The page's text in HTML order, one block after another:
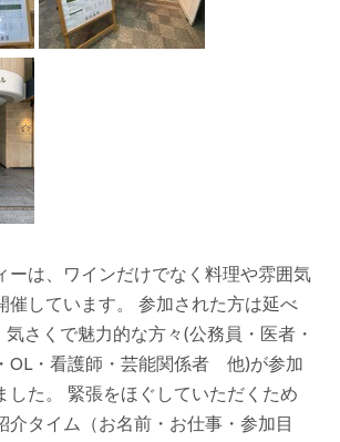
ーは、ワインだけでなく料理や雰囲気
催しています。 参加された方は延べ
さくで魅力的な方々(公務員・医者・
OL・看護師・芸能関係者 他)が参加
した。 緊張をほぐしていただくため
介タイム（お名前・お仕事・参加目